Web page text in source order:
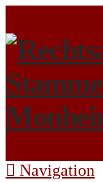
Navigation